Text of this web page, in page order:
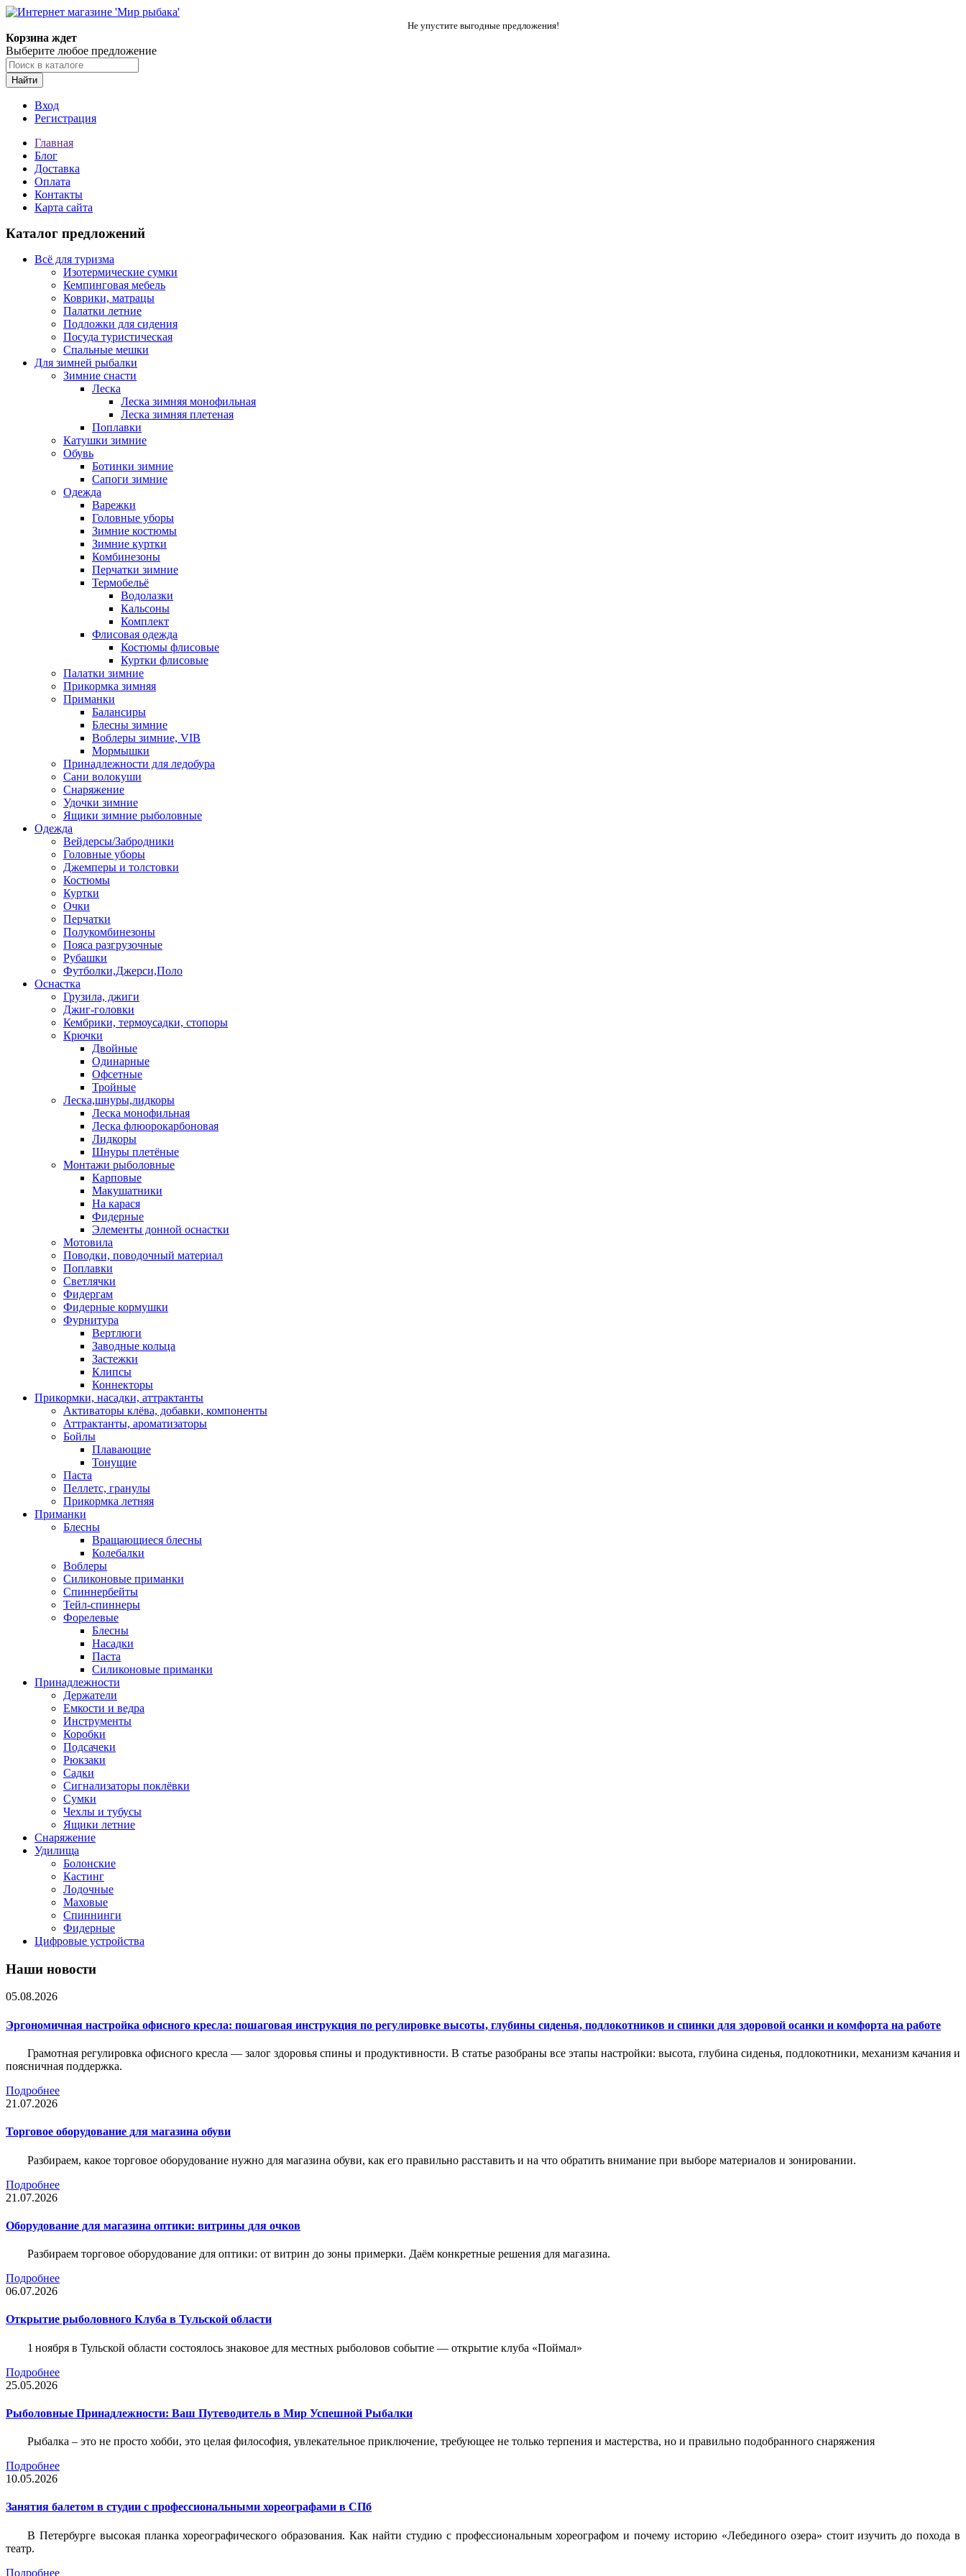
Не упустите выгодные предложения!
Корзина ждет
Выберите любое предложение
Найти
Вход
Регистрация
Главная
Блог
Доставка
Оплата
Контакты
Карта сайта
Каталог предложений
Всё для туризма
Изотермические сумки
Кемпинговая мебель
Коврики, матрацы
Палатки летние
Подложки для сидения
Посуда туристическая
Спальные мешки
Для зимней рыбалки
Зимние снасти
Леска
Леска зимняя монофильная
Леска зимняя плетеная
Поплавки
Катушки зимние
Обувь
Ботинки зимние
Сапоги зимние
Одежда
Варежки
Головные уборы
Зимние костюмы
Зимние куртки
Комбинезоны
Перчатки зимние
Термобельё
Водолазки
Кальсоны
Комплект
Флисовая одежда
Костюмы флисовые
Куртки флисовые
Палатки зимние
Прикормка зимняя
Приманки
Балансиры
Блесны зимние
Воблеры зимние, VIB
Мормышки
Принадлежности для ледобура
Сани волокуши
Снаряжение
Удочки зимние
Ящики зимние рыболовные
Одежда
Вейдерсы/Забродники
Головные уборы
Джемперы и толстовки
Костюмы
Куртки
Очки
Перчатки
Полукомбинезоны
Пояса разгрузочные
Рубашки
Футболки,Джерси,Поло
Оснастка
Грузила, джиги
Джиг-головки
Кембрики, термоусадки, стопоры
Крючки
Двойные
Одинарные
Офсетные
Тройные
Леска,шнуры,лидкоры
Леска монофильная
Леска флюорокарбоновая
Лидкоры
Шнуры плетёные
Монтажи рыболовные
Карповые
Макушатники
На карася
Фидерные
Элементы донной оснастки
Мотовила
Поводки, поводочный материал
Поплавки
Светлячки
Фидергам
Фидерные кормушки
Фурнитура
Вертлюги
Заводные кольца
Застежки
Клипсы
Коннекторы
Прикормки, насадки, аттрактанты
Активаторы клёва, добавки, компоненты
Аттрактанты, ароматизаторы
Бойлы
Плавающие
Тонущие
Паста
Пеллетс, гранулы
Прикормка летняя
Приманки
Блесны
Вращающиеся блесны
Колебалки
Воблеры
Силиконовые приманки
Спиннербейты
Тейл-спиннеры
Форелевые
Блесны
Насадки
Паста
Силиконовые приманки
Принадлежности
Держатели
Емкости и ведра
Инструменты
Коробки
Подсачеки
Рюкзаки
Садки
Сигнализаторы поклёвки
Сумки
Чехлы и тубусы
Ящики летние
Снаряжение
Удилища
Болонские
Кастинг
Лодочные
Маховые
Спиннинги
Фидерные
Цифровые устройства
Наши новости
05.08.2026
Эргономичная настройка офисного кресла: пошаговая инструкция по регулировке высоты, глубины сиденья, подлокотников и спинки для здоровой осанки и комфорта на работе
Грамотная регулировка офисного кресла — залог здоровья спины и продуктивности. В статье разобраны все этапы настройки: высота, глубина сиденья, подлокотники, механизм качания и
поясничная поддержка.
Подробнее
21.07.2026
Торговое оборудование для магазина обуви
Разбираем, какое торговое оборудование нужно для магазина обуви, как его правильно расставить и на что обратить внимание при выборе материалов и зонировании.
Подробнее
21.07.2026
Оборудование для магазина оптики: витрины для очков
Разбираем торговое оборудование для оптики: от витрин до зоны примерки. Даём конкретные решения для магазина.
Подробнее
06.07.2026
Открытие рыболовного Клуба в Тульской области
1 ноября в Тульской области состоялось знаковое для местных рыболовов событие — открытие клуба «Поймал»
Подробнее
25.05.2026
Рыболовные Принадлежности: Ваш Путеводитель в Мир Успешной Рыбалки
Рыбалка – это не просто хобби, это целая философия, увлекательное приключение, требующее не только терпения и мастерства, но и правильно подобранного снаряжения
Подробнее
10.05.2026
Занятия балетом в студии с профессиональными хореографами в СПб
В Петербурге высокая планка хореографического образования. Как найти студию с профессиональным хореографом и почему историю «Лебединого озера» стоит изучить до похода в
театр.
Подробнее